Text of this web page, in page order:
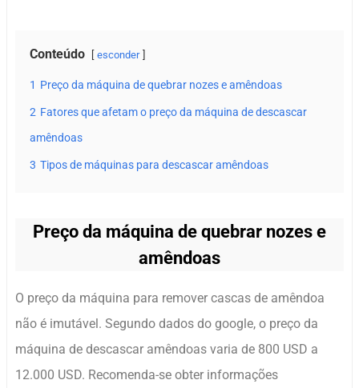
Conteúdo esconder
1 Preço da máquina de quebrar nozes e amêndoas
2 Fatores que afetam o preço da máquina de descascar
amêndoas
3 Tipos de máquinas para descascar amêndoas
Preço da máquina de quebrar nozes e
amêndoas
O preço da máquina para remover cascas de amêndoa
não é imutável. Segundo dados do google, o preço da
máquina de descascar amêndoas varia de 800 USD a
12.000 USD. Recomenda-se obter informações